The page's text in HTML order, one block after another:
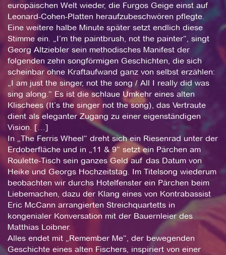
europäischen Welt wieder, die Furgos Geige einst auf
Leonard-Cohen-Platten heraufzubeschwören pflegte.
Eine weitere halbe Minute später setzt endlich diese
Stimme ein. „I’m the paintbrush, not the painter“, singt
Georg Altziebler sein methodisches Manifest der
folgenden zehn songförmigen Geschichten, die sich
scheinbar ohne Kraftaufwand ganz von selbst erzählen:
„I am just the singer, not the song / All I really did was
sing along.“ Es ist die schlaue Umkehr eines alten
Klischees (It’s the singer not the song), das Vertraute
dient als eleganter Zugang zu einer eigenständigen
Vision. […]
In „The Ferris Wheel“ dreht sich ein Riesenrad unter der
Erdoberfläche und in „11 & 9“ setzt ein Pärchen am
Roulette-Tisch sein ganzes Geld auf das Datum von
Heike und Georgs Hochzeitstag. Im Titelsong wiederum
beobachten wir durchs Hotelfenster ein Pärchen beim
Liebemachen, dazu der Klang eines von Kontrabassist
Eric McCann arrangierten Streichquartetts in
kongenialer Konversation mit der Bauernleier des
Matthias Loibner.
Alles endet mit „Remember Me“, der bewegenden
Geschichte eines alten Fischers, inspiriert von einer